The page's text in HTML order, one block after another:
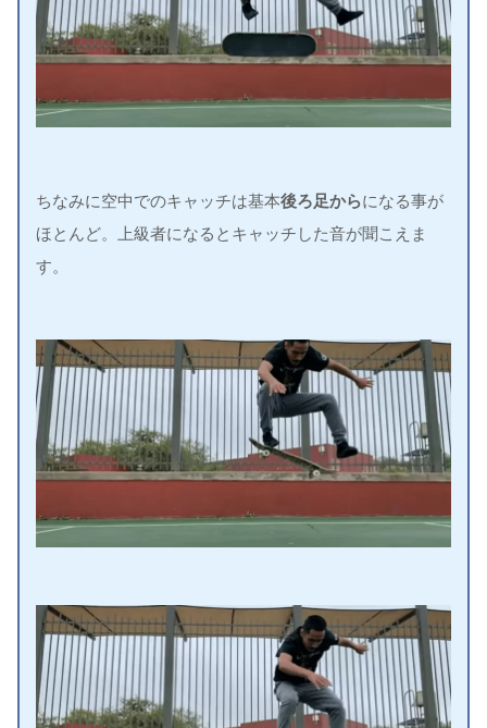
ちなみに空中でのキャッチは基本後ろ足からになる事が
ほとんど。上級者になるとキャッチした音が聞こえま
す。